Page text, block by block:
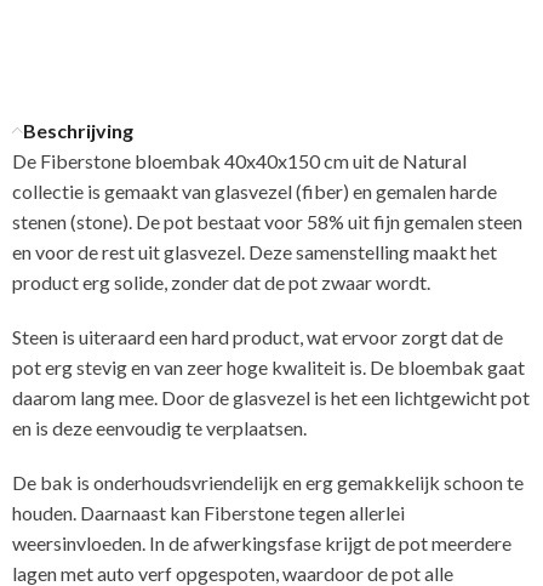
Beschrijving
De Fiberstone bloembak 40x40x150 cm uit de Natural
collectie is gemaakt van glasvezel (fiber) en gemalen harde
stenen (stone). De pot bestaat voor 58% uit fijn gemalen steen
en voor de rest uit glasvezel. Deze samenstelling maakt het
product erg solide, zonder dat de pot zwaar wordt.
Steen is uiteraard een hard product, wat ervoor zorgt dat de
pot erg stevig en van zeer hoge kwaliteit is. De bloembak gaat
daarom lang mee. Door de glasvezel is het een lichtgewicht pot
en is deze eenvoudig te verplaatsen.
De bak is onderhoudsvriendelijk en erg gemakkelijk schoon te
houden. Daarnaast kan Fiberstone tegen allerlei
weersinvloeden. In de afwerkingsfase krijgt de pot meerdere
lagen met auto verf opgespoten, waardoor de pot alle